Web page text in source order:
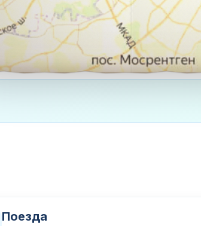
Поезда